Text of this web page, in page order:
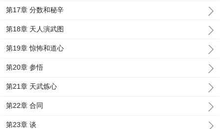
第17章 分数和秘辛
第18章 天人演武图
第19章 惊怖和道心
第20章 参悟
第21章 天武炼心
第22章 合同
第23章 谈